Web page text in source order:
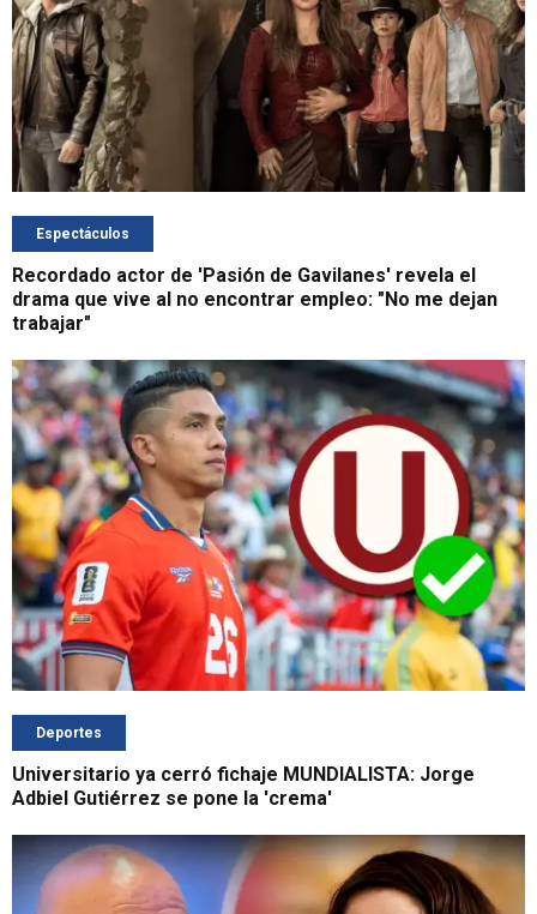
Espectáculos
Recordado actor de 'Pasión de Gavilanes' revela el
drama que vive al no encontrar empleo: "No me dejan
trabajar"
Deportes
Universitario ya cerró fichaje MUNDIALISTA: Jorge
Adbiel Gutiérrez se pone la 'crema'